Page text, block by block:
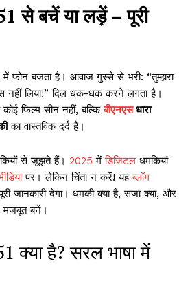
से बचें या लड़ें – पूरी
फोन बजता है। आवाज गुस्से से भरी: “तुम्हारा
नहीं लिया!” दिल धक-धक करने लगता है।
फिल्म सीन नहीं, बल्किबीएनएसधारा
का वास्तविक दर्द है।
से जूझते हैं। 2025 मेंडिजिटल धमकियां
पर। लेकिन चिंता न करें! यहब्लॉग
जानकारी देगा। धमकी क्या है, सजा क्या, और
बनें।
क्या है? सरल भाषा में